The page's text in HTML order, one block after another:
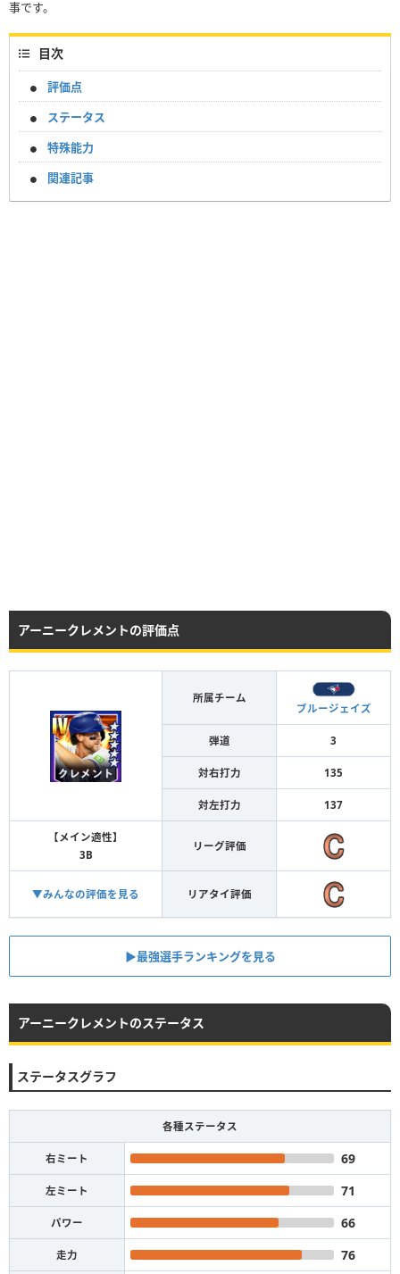
事です。
目次
評価点
ステータス
特殊能力
関連記事
アーニークレメントの評価点
所属チーム
ブルージェイズ
弾道 3
対右打力 135
対左打力 137
【メイン適性】
3B
リーグ評価
▼みんなの評価を見る リアタイ評価
▶︎最強選手ランキングを見る
アーニークレメントのステータス
ステータスグラフ
各種ステータス
右ミート 69
左ミート 71
パワー 66
走力 76